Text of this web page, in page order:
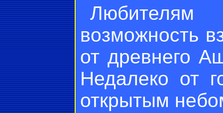
Любителям
возможность
от древнего
Недалеко от
открытым